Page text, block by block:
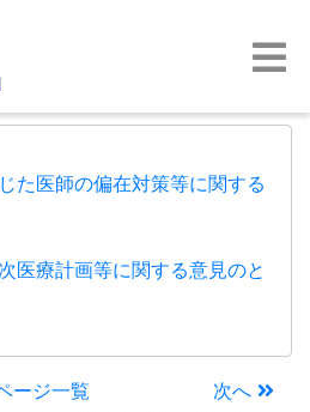
た医師の偏在対策等に関する
療計画等に関する意見のと
ージ一覧 次へ